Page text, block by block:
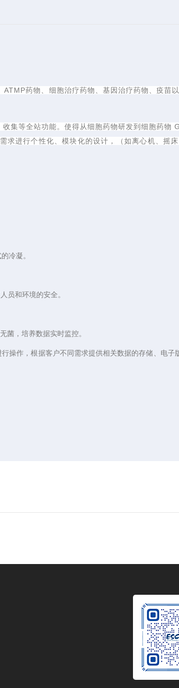
药物、细胞治疗药物、基因治疗药物、疫苗
集等全站功能。使得从细胞药物研发到细胞药物
求进行个性化、模块化的设计，（如离心机、摇
冷凝。
员和环境的安全。
菌，培养数据实时监控。
操作，根据客户不同需求提供相关数据的存储、电子